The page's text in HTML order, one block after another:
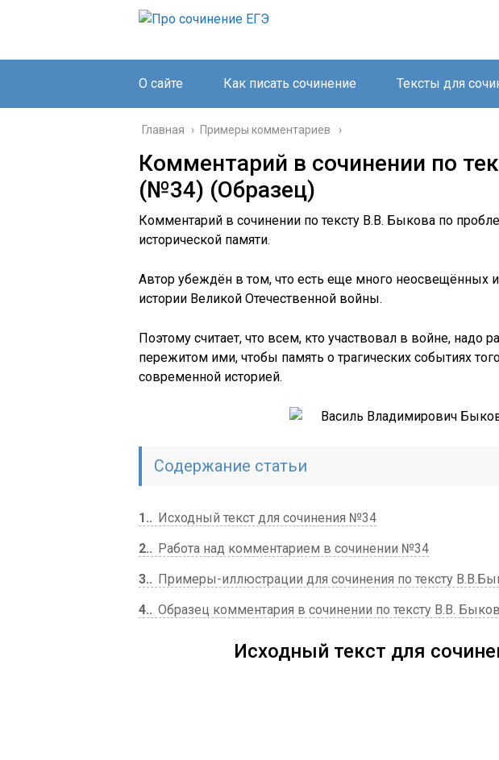
О сайте Как писать сочинение Тексты для
Главная › Примеры комментариев
Комментарий в сочинении по
(№34) (Образец)
Комментарий в сочинении по тексту В.В. Быкова по
исторической памяти.
Автор убеждён в том, что есть еще много неосвещённых
истории Великой Отечественной войны.
Поэтому считает, что всем, кто участвовал в войне, надо
пережитом ими, чтобы память о трагических событиях
современной историей.
Содержание статьи
1.
Исходный текст для сочинения №34
2.
Работа над комментарием в сочинении №34
3.
Примеры-иллюстрации для сочинения по тексту
4.
Образец комментария в сочинении по тексту В.В.
Исходный текст для